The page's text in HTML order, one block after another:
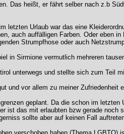
Das heißt, er fährt selber nach z.b
Urlaub war das eine
auch auffälligen Farben. Oder eben
Strumpfhose oder auch
in Sirmione vermutlich mehreren
unterwegs und stellte sich zum Teil
und vor allem zu meiner Zufriedenheit
geplant. Da die schon im
ist das mit erlaubten bzw gerade
sollte aber auf keinen Fall